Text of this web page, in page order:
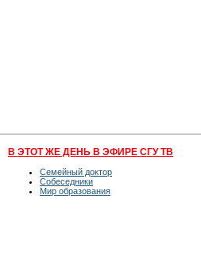
В ЭТОТ ЖЕ ДЕНЬ В ЭФИРЕ СГУ ТВ
Семейный доктор
Собеседники
Мир образования